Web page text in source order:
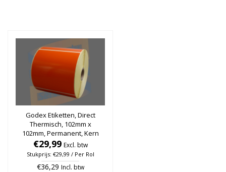
Godex Etiketten, Direct
Thermisch, 102mm x
102mm, Permanent, Kern
25mm, Oranje, rol à 700
stuks
€29,99 Excl. btw
Stukprijs: €29,99 / Per Rol
€36,29 Incl. btw